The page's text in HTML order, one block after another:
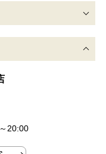
20:00